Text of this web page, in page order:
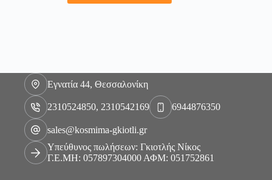
Εγνατία 44, Θεσσαλονίκη
2310524850, 2310542169 6944876350
sales@kosmima-gkiotli.gr
Υπεύθυνος πωλήσεων: Γκιοτλής Νίκος
Γ.Ε.ΜΗ: 057897304000 ΑΦΜ: 051752861